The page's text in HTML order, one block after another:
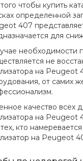
чтобы купить
определенной
407
для
необходимости
не
на
от самих
качество всех
на
кто
на Peugeot